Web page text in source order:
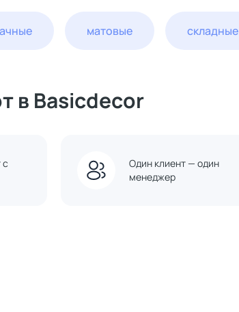
матовые складные
в Basicdecor
с
Один клиент — один
менеджер